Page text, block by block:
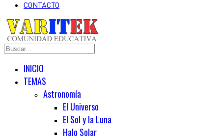
CONTACTO
INICIO
TEMAS
Astronomía
El Universo
El Sol y la Luna
Halo Solar